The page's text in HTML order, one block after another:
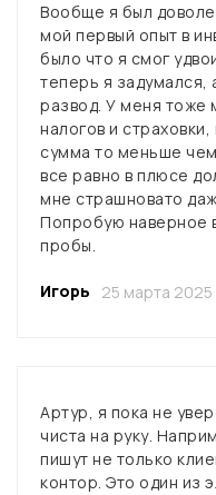
Вообще я был
мой первый опыт в
было что я смог
теперь я задумался,
развод. У меня тоже
налогов и
сумма то меньше
все равно в плюсе
мне страшновато
Попробую наверное
пробы.
Игорь 25 марта 2025
Артур, я пока не
чиста на руку.
пишут не только
контор. Это один из